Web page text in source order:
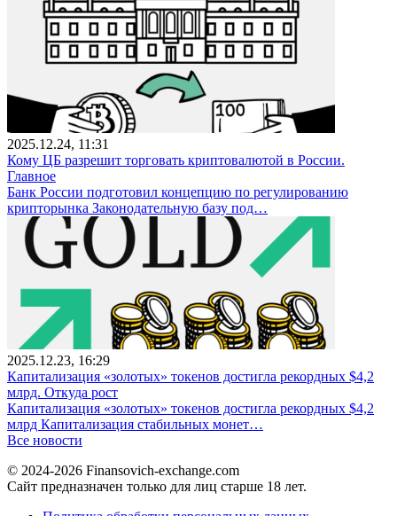
2025.12.24, 11:31
Кому ЦБ разрешит торговать криптовалютой в России.
Главное
Банк России подготовил концепцию по регулированию
крипторынка Законодательную базу под…
2025.12.23, 16:29
Капитализация «золотых» токенов достигла рекордных $4,2
млрд. Откуда рост
Капитализация «золотых» токенов достигла рекордных $4,2
млрд Капитализация стабильных монет…
Все новости
© 2024-2026 Finansovich-exchange.com
Сайт предназначен только для лиц старше 18 лет.